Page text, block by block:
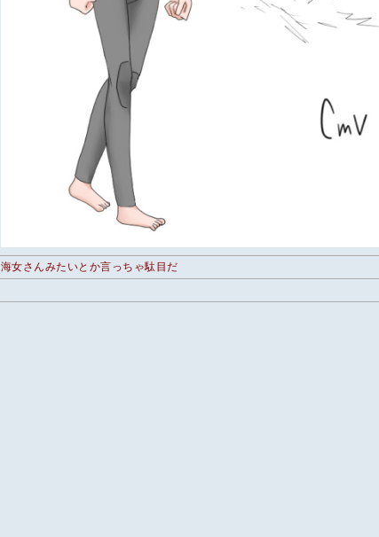
海女さんみたいとか言っちゃ駄目だ